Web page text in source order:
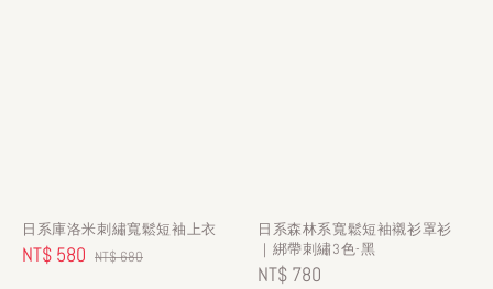
日系庫洛米刺繡寬鬆短袖上衣
Sale
NT$ 580 Regular
NT$ 680
日系森林系寬鬆短袖襯衫罩衫
｜綁帶刺繡3色-黑
Regular
NT$ 780